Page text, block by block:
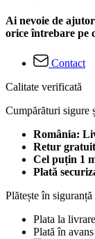
Ai nevoie de
orice întrebare pe
Contact
Calitate verificată
Cumpărături sigure
România:
Retur gratuit
Cel puțin 1
Plată
Plătește în siguranță
Plata la livrare
Plată în avans